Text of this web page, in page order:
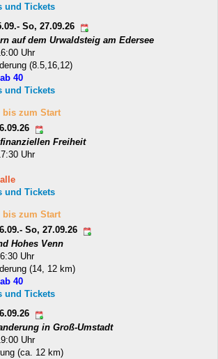
und Tickets
So, 27.09.26
auf dem Urwaldsteig am Edersee
Uhr
(8.5,16,12)
ab 40
und Tickets
bis zum Start
Freiheit
Uhr
alle
und Tickets
bis zum Start
So, 27.09.26
Hohes Venn
Uhr
(14, 12 km)
ab 40
und Tickets
in Groß-Umstadt
Uhr
(ca. 12 km)